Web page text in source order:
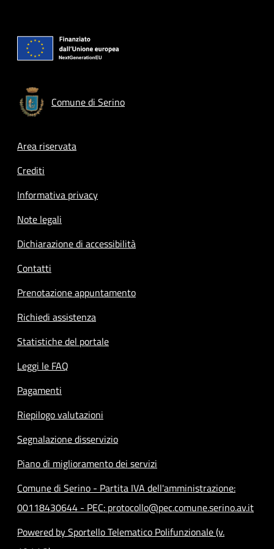
Comune di Serino
Footer menu
Area riservata
Crediti
Informativa privacy
Note legali
Dichiarazione di accessibilità
Contatti
Prenotazione appuntamento
Richiedi assistenza
Statistiche del portale
Leggi le FAQ
Pagamenti
Riepilogo valutazioni
Segnalazione disservizio
Piano di miglioramento dei servizi
Comune di Serino - Partita IVA dell'amministrazione:
00118430644 - PEC: protocollo@pec.comune.serino.av.it
Powered by Sportello Telematico Polifunzionale (v.